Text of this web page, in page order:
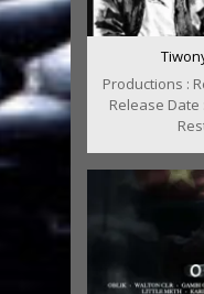
Productions :
Release Date